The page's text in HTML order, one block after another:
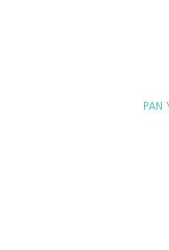
PAN